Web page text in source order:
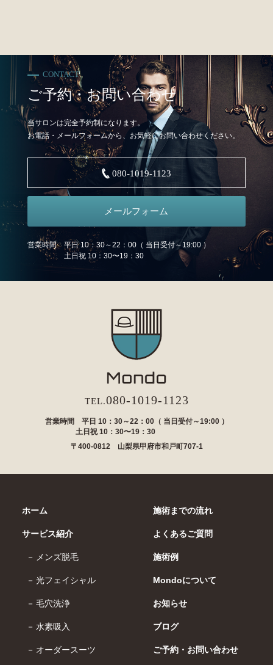
CONTACT
ご予約・お問い合わせ
当サロンは完全予約制になります。
お電話・メールフォームから、お気軽にお問い合わせください。
080-1019-1123
メールフォーム
営業時間 平日 10：30～22：00（ 当日受付～19:00 ）
土日祝 10：30〜19：30
TEL.080-1019-1123
営業時間 平日 10：30～22：00（ 当日受付～19:00 ）
土日祝 10：30〜19：30
〒400-0812 山梨県甲府市和戸町707-1
ホーム
サービス紹介
メンズ脱毛
光フェイシャル
毛穴洗浄
水素吸入
オーダースーツ
施術までの流れ
よくあるご質問
施術例
Mondoについて
お知らせ
ブログ
ご予約・お問い合わせ